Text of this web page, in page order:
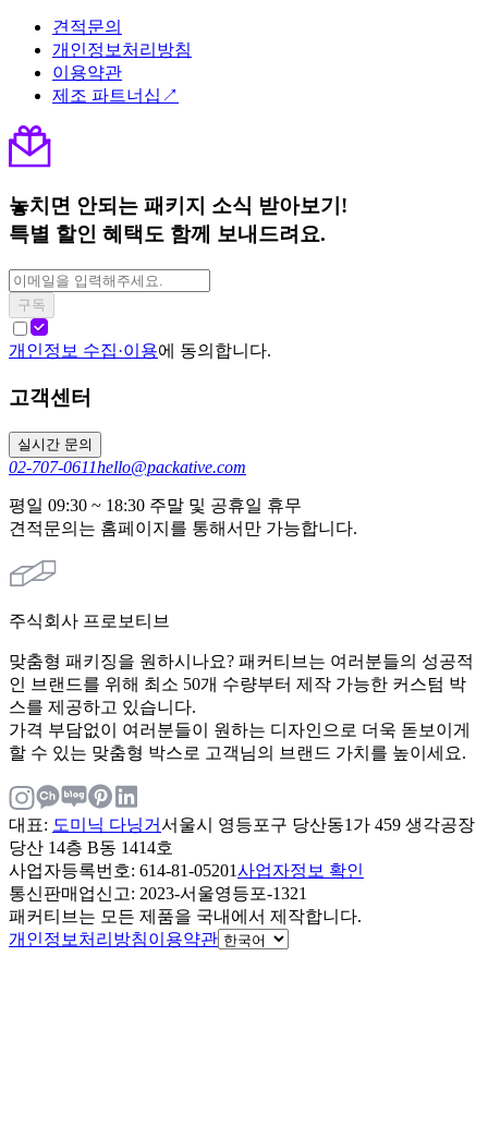
견적문의
개인정보처리방침
이용약관
제조 파트너십↗
놓치면 안되는 패키지 소식 받아보기!
특별 할인 혜택도 함께 보내드려요.
구독
개인정보 수집·이용에 동의합니다.
고객센터
실시간 문의
02-707-0611hello@packative.com
평일 09:30 ~ 18:30 주말 및 공휴일 휴무
견적문의는 홈페이지를 통해서만 가능합니다.
주식회사 프로보티브
맞춤형 패키징을 원하시나요? 패커티브는 여러분들의 성공적
인 브랜드를 위해 최소 50개 수량부터 제작 가능한 커스텀 박
스를 제공하고 있습니다.
가격 부담없이 여러분들이 원하는 디자인으로 더욱 돋보이게
할 수 있는 맞춤형 박스로 고객님의 브랜드 가치를 높이세요.
대표: 도미닉 다닝거서울시 영등포구 당산동1가 459 생각공장
당산 14층 B동 1414호
사업자등록번호: 614-81-05201사업자정보 확인
통신판매업신고: 2023-서울영등포-1321
패커티브는 모든 제품을 국내에서 제작합니다.
개인정보처리방침이용약관